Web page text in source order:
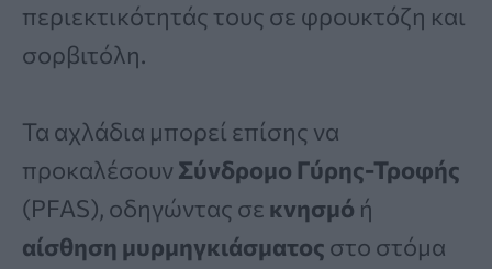
περιεκτικότητάς τους σε φρουκτόζη και
σορβιτόλη.
Τα αχλάδια μπορεί επίσης να
προκαλέσουν Σύνδρομο Γύρης-Τροφής
(PFAS), οδηγώντας σε κνησμό ή
αίσθηση μυρμηγκιάσματος στο στόμα